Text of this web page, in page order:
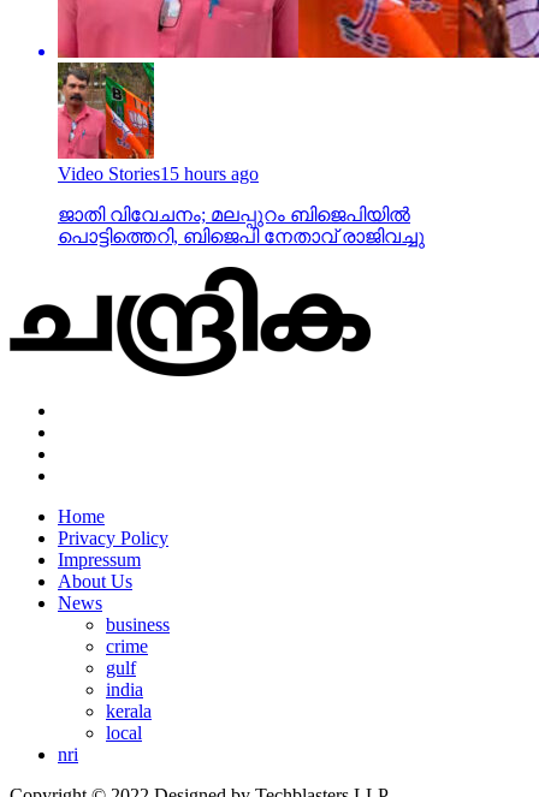
Video Stories15 hours ago
ജാതി വിവേചനം; മലപ്പുറം ബിജെപിയില്‍
പൊട്ടിത്തെറി, ബിജെപി നേതാവ് രാജിവച്ചു
Home
Privacy Policy
Impressum
About Us
News
business
crime
gulf
india
kerala
local
nri